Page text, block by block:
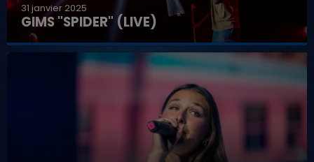
31 janvier 2025
GIMS "SPIDER" (LIVE)